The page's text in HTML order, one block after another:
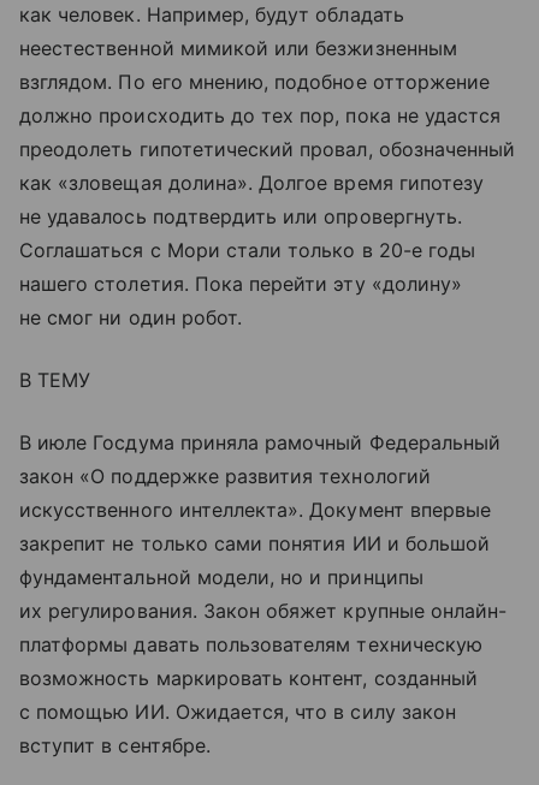
как человек. Например, будут обладать
неестественной мимикой или безжизненным
взглядом. По его мнению, подобное отторжение
должно происходить до тех пор, пока не удастся
преодолеть гипотетический провал, обозначенный
как «зловещая долина». Долгое время гипотезу
не удавалось подтвердить или опровергнуть.
Соглашаться с Мори стали только в 20-е годы
нашего столетия. Пока перейти эту «долину»
не смог ни один робот.
В ТЕМУ
В июле Госдума приняла рамочный Федеральный
закон «О поддержке развития технологий
искусственного интеллекта». Документ впервые
закрепит не только сами понятия ИИ и большой
фундаментальной модели, но и принципы
их регулирования. Закон обяжет крупные онлайн-
платформы давать пользователям техническую
возможность маркировать контент, созданный
с помощью ИИ. Ожидается, что в силу закон
вступит в сентябре.